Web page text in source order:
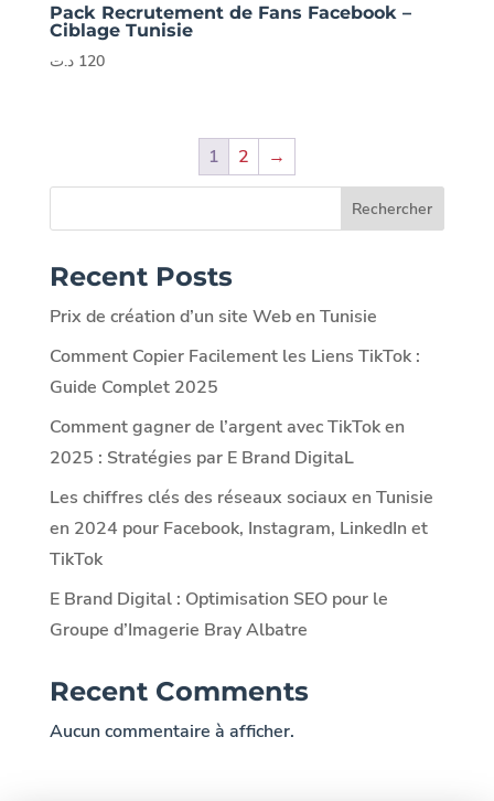
Pack Recrutement de Fans Facebook –
Ciblage Tunisie
120 د.ت
1 2 →
Rechercher
Recent Posts
Prix de création d’un site Web en Tunisie
Comment Copier Facilement les Liens TikTok :
Guide Complet 2025
Comment gagner de l’argent avec TikTok en
2025 : Stratégies par E Brand DigitaL
Les chiffres clés des réseaux sociaux en Tunisie
en 2024 pour Facebook, Instagram, LinkedIn et
TikTok
E Brand Digital : Optimisation SEO pour le
Groupe d’Imagerie Bray Albatre
Recent Comments
Aucun commentaire à afficher.